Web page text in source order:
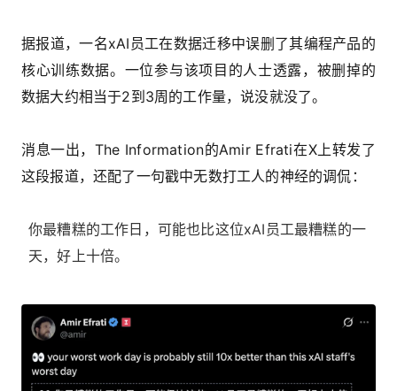
据报道，一名xAI员工在数据迁移中误删了其编程产品的
核心训练数据。一位参与该项目的人士透露，被删掉的
数据大约相当于2到3周的工作量，说没就没了。
消息一出，The Information的Amir Efrati在X上转发了
这段报道，还配了一句戳中无数打工人的神经的调侃：
你最糟糕的工作日，可能也比这位xAI员工最糟糕的一
天，好上十倍。